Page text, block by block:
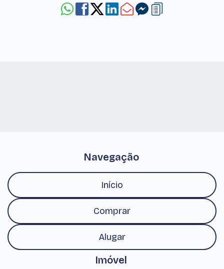
Navegação
Início
Comprar
Alugar
Imóvel